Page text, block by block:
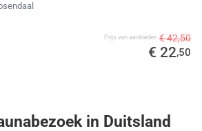
Prijs van aanbieder € 42,50
€ 22,50
in Duitsland